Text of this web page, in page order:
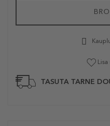
TASUTA TARNE